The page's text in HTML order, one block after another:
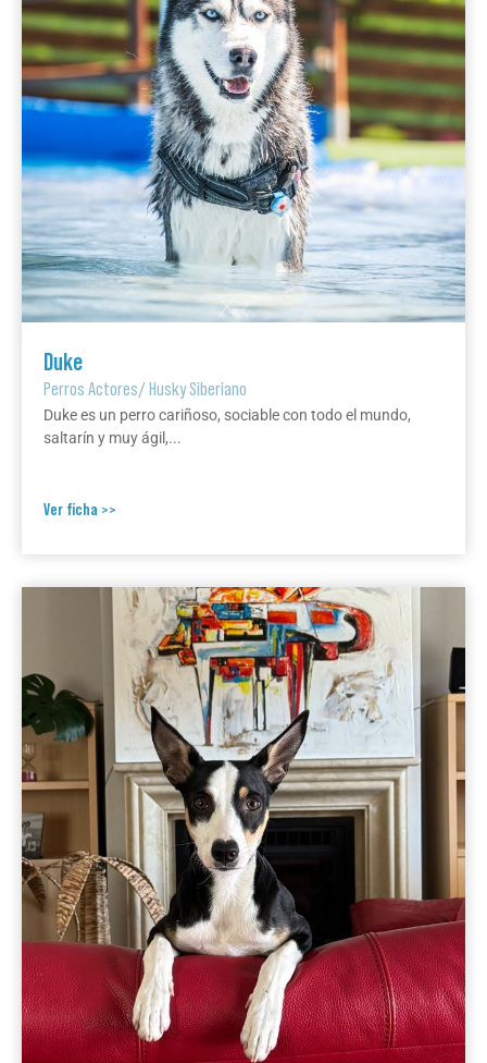
Duke
Perros Actores/Husky Siberiano
Duke es un perro cariñoso, sociable con todo el mundo,
saltarín y muy ágil,...
Ver ficha >>